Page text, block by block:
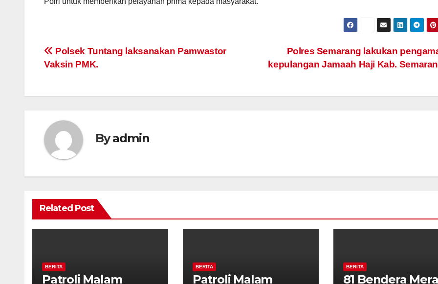
Post
Polres Semarang lakukan
kepulangan Jamaah Haji Kab.
Polsek Tuntang laksanakan Pamwastor
Vaksin PMK.
Byadmin
Related Post
BERITA
Patroli Malam
BERITA
Patroli Malam
BERITA
81 Bendera